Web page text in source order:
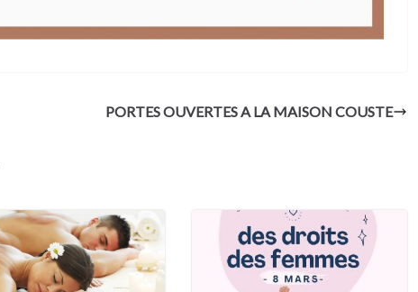
PORTES OUVERTES A LA MAISON COUSTE